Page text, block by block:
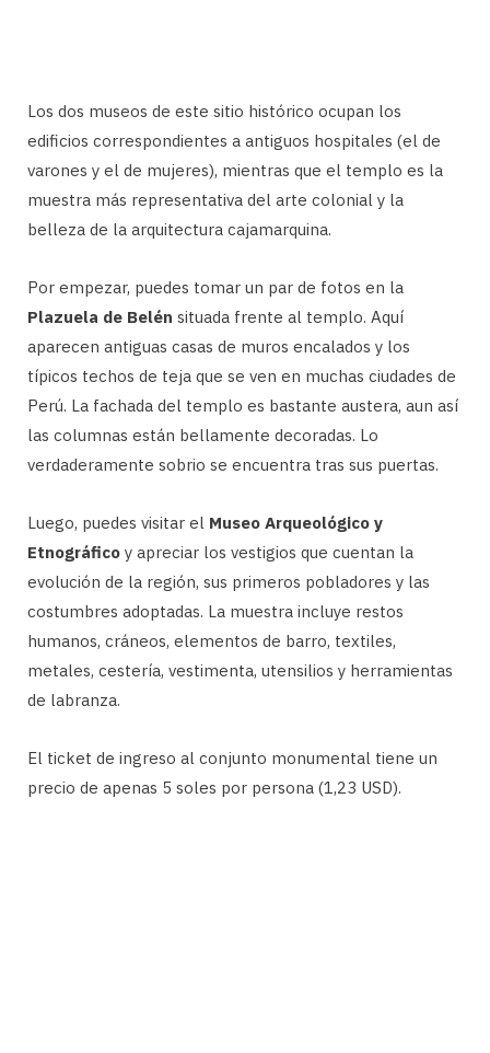
Los dos museos de este sitio histórico ocupan los
edificios correspondientes a antiguos hospitales (el de
varones y el de mujeres), mientras que el templo es la
muestra más representativa del arte colonial y la
belleza de la arquitectura cajamarquina.
Por empezar, puedes tomar un par de fotos en la
Plazuela de Belén situada frente al templo. Aquí
aparecen antiguas casas de muros encalados y los
típicos techos de teja que se ven en muchas ciudades de
Perú. La fachada del templo es bastante austera, aun así
las columnas están bellamente decoradas. Lo
verdaderamente sobrio se encuentra tras sus puertas.
Luego, puedes visitar el Museo Arqueológico y
Etnográfico y apreciar los vestigios que cuentan la
evolución de la región, sus primeros pobladores y las
costumbres adoptadas. La muestra incluye restos
humanos, cráneos, elementos de barro, textiles,
metales, cestería, vestimenta, utensilios y herramientas
de labranza.
El ticket de ingreso al conjunto monumental tiene un
precio de apenas 5 soles por persona (1,23 USD).